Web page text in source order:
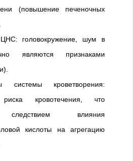
(повышение печеночных
головокружение, шум в
являются признаками
системы кроветворения:
кровотечения, что
следствием влияния
кислоты на агрегацию